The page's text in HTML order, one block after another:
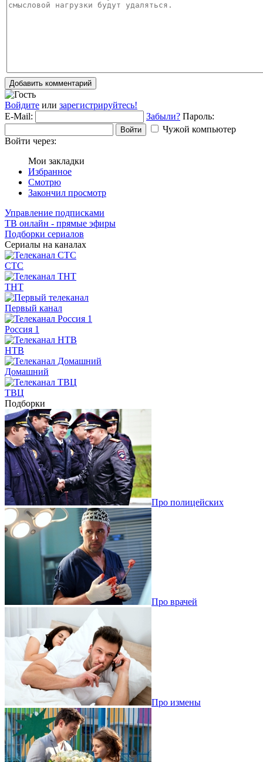
Добавить комментарий
Войдите или зарегистрируйтесь!
E-Mail:
Забыли? Пароль:
Войти
Чужой компьютер
Войти через:
Мои закладки
Избранное
Смотрю
Закончил просмотр
Управление подписками
ТВ онлайн - прямые эфиры
Подборки сериалов
Сериалы на каналах
СТС
ТНТ
Первый канал
Россия 1
НТВ
Домашний
ТВЦ
Подборки
Про полицейских
Про врачей
Про измены